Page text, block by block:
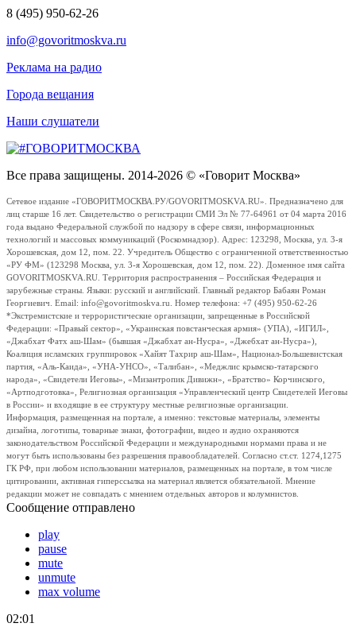
8 (495) 950-62-26
info@govoritmoskva.ru
Реклама на радио
Города вещания
Наши слушатели
Все права защищены. 2014-2026 © «Говорит Москва»
Сетевое издание «ГОВОРИТМОСКВА.РУ/GOVORITMOSKVA.RU». Предназначено для
лиц старше 16 лет. Свидетельство о регистрации СМИ Эл № 77-64961 от 04 марта 2016
года выдано Федеральной службой по надзору в сфере связи, информационных
технологий и массовых коммуникаций (Роскомнадзор). Адрес: 123298, Москва, ул. 3-я
Хорошевская, дом 12, пом. 22. Учредитель Общество с ограниченной ответственностью
«РУ ФМ» (123298 Москва, ул. 3-я Хорошевская, дом 12, пом. 22). Доменное имя сайта
GOVORITMOSKVA.RU. Территория распространения – Российская Федерация и
зарубежные страны. Языки: русский и английский. Главный редактор Бабаян Роман
Георгиевич. Email: info@govoritmoskva.ru. Номер телефона: +7 (495) 950-62-26
*Экстремистские и террористические организации, запрещенные в Российской
Федерации: «Правый сектор», «Украинская повстанческая армия» (УПА), «ИГИЛ»,
«Джабхат Фатх аш-Шам» (бывшая «Джабхат ан-Нусра», «Джебхат ан-Нусра»),
Коалиция исламских группировок «Хайят Тахрир аш-Шам», Национал-Большевистская
партия, «Аль-Каида», «УНА-УНСО», «Талибан», «Меджлис крымско-татарского
народа», «Свидетели Иеговы», «Мизантропик Дивижн», «Братство» Корчинского,
«Артподготовка», Религиозная организация «Управленческий центр Свидетелей Иеговы
в России» и входящие в ее структуру местные религиозные организации.
Информация, размещенная на портале, а именно: текстовые материалы, элементы
дизайна, логотипы, товарные знаки, фотографии, видео и аудио охраняются
законодательством Российской Федерации и международными нормами права и не
могут быть использованы без разрешения правообладателей. Согласно ст.ст. 1274,1275
ГК РФ, при любом использовании материалов, размещенных на портале, в том числе
цитировании, активная гиперссылка на материал является обязательной. Мнение
редакции может не совпадать с мнением отдельных авторов и колумнистов.
Сообщение отправлено
play
pause
mute
unmute
max volume
02:01